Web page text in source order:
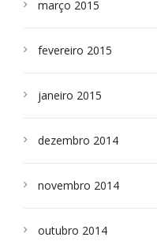
março 2015
fevereiro 2015
janeiro 2015
dezembro 2014
novembro 2014
outubro 2014